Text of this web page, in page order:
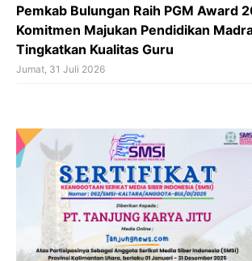
Pemkab Bulungan Raih PGM Award
Komitmen Majukan Pendidikan
Tingkatkan Kualitas Guru
Jumat, 31 Juli 2026